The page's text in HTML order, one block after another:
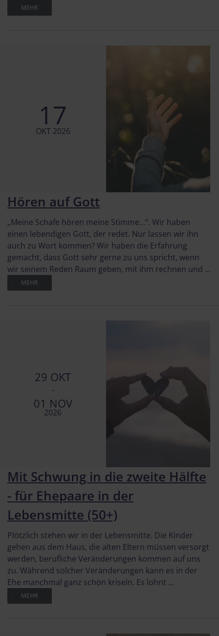
MEHR
17
OKT 2026
Hören auf Gott
„Meine Schafe hören meine Stimme…“. Wir haben
einen lebendigen Gott, der redet. Nur lassen wir ihn
auch zu Wort kommen? Wir haben die Erfahrung
gemacht, dass Gott sehr gerne zu uns spricht, wenn
wir seinem Reden Raum geben, mit ihm rechnen und ...
MEHR
29 OKT
-
01 NOV
2026
Mit Schwung in die zweite Hälfte
- für Ehepaare in der
Lebensmitte (50+)
Plötzlich stehen wir in der Lebensmitte. Die Kinder
gehen aus dem Haus, die alten Eltern müssen versorgt
werden, berufliche Veränderungen kommen auf uns
zu. Während solcher Veränderungen kann es in der
Ehe manchmal ganz schön kriseln. Es lohnt ...
MEHR